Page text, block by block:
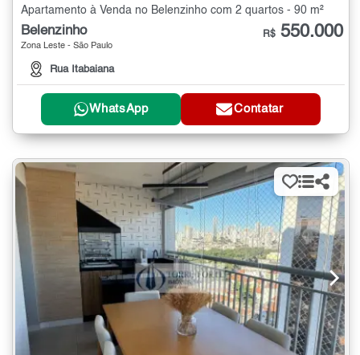
Apartamento à Venda no Belenzinho com 2 quartos - 90 m²
Belenzinho
Zona Leste - São Paulo
Rua Itabaiana
R$ 550.000
WhatsApp Contatar